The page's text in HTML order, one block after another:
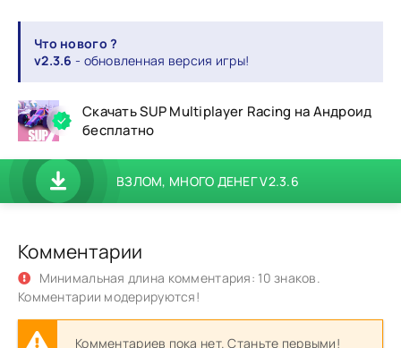
Что нового ?
v2.3.6 - обновленная версия игры!
Скачать SUP Multiplayer Racing на Андроид
бесплатно
ВЗЛОМ, МНОГО ДЕНЕГ V2.3.6
Комментарии
Минимальная длина комментария: 10 знаков.
Комментарии модерируются!
Комментариев пока нет. Станьте первыми!